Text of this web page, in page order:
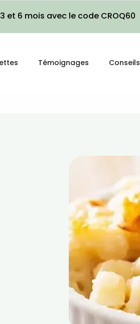
et 6 mois avec le code CROQ60
Témoignages Conseils